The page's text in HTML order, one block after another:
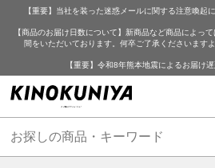
【重要】当社を装った迷惑メールに関する注意喚
【商品のお届け日数について】新商品など商品によっ
間をいただいております。何卒ご了承くださいます
【重要】令和8年熊本地震によるお届け